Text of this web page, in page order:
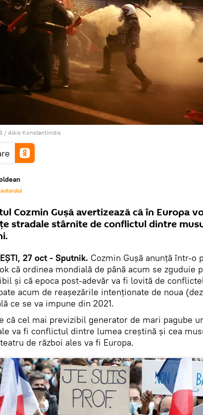
/ Alkis Konstantinidis
Cozmin Gușă avertizează că în Europa
stradale stârnite de conflictul dintre
27 oct - Sputnik. Cozmin Gușă anunță într-o
că ordinea mondială de până acum se zguduie
și că epoca post-adevăr va fi lovită de
acum de reașezările intenționate de noua
ce se va impune din 2021.
că cel mai previzibil generator de mari pagube
va fi conflictul dintre lumea creștină și cea
de război ales va fi Europa.